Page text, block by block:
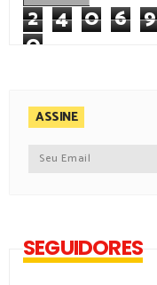
2 4 0 6 9
0
ASSINE
SEGUIDORES